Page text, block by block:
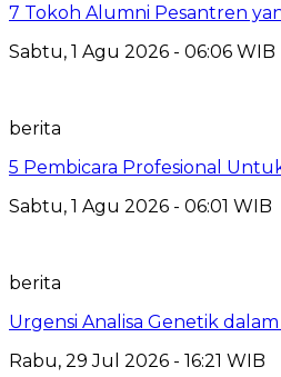
7 Tokoh Alumni Pesantren
Sabtu, 1 Agu 2026 - 06:06 WIB
berita
5 Pembicara Profesional
Sabtu, 1 Agu 2026 - 06:01 WIB
berita
Urgensi Analisa Genetik
Rabu, 29 Jul 2026 - 16:21 WIB